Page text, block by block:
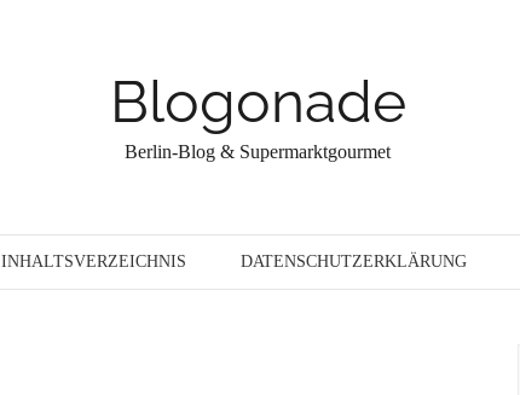
Blogonade
Berlin-Blog & Supermarktgourmet
INHALTSVERZEICHNIS DATENSCHUTZERKLÄRUNG